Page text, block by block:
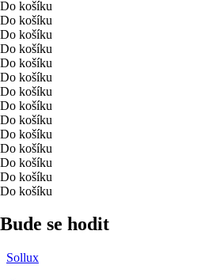
Do košíku
Do košíku
Do košíku
Do košíku
Do košíku
Do košíku
Do košíku
Do košíku
Do košíku
Do košíku
Do košíku
Do košíku
Do košíku
Do košíku
Bude se hodit
Sollux